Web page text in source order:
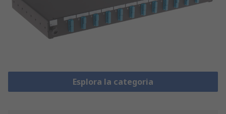
Esplora la categoria